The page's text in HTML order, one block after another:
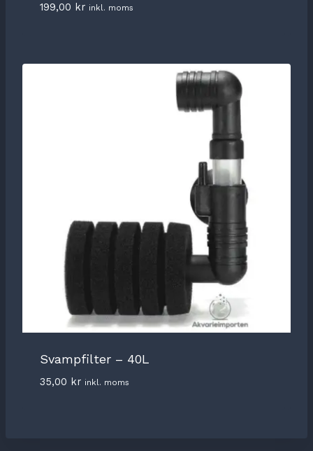
199,00 kr inkl. moms
Svampfilter – 40L
35,00 kr inkl. moms